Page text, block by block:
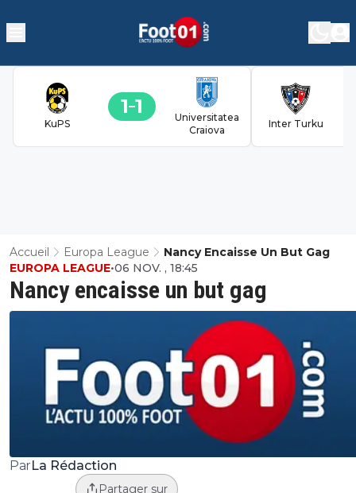
KuPS
1 1
Universitatea
Craiova
Inter Turku
Accueil Europa League Nancy Encaisse Un But Gag
Nancy encaisse un but gag
EUROPA LEAGUE•06 NOV. , 18:45
ParLa Rédaction
Partager sur